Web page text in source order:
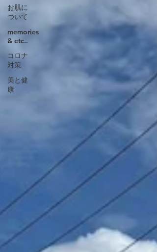
お肌に
ついて
memories
& etc..
コロナ
対策
美と健
康